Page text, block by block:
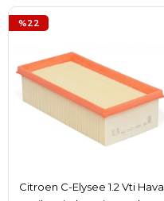
Citroen C-Elysee 1.2 Vti Hava
%22